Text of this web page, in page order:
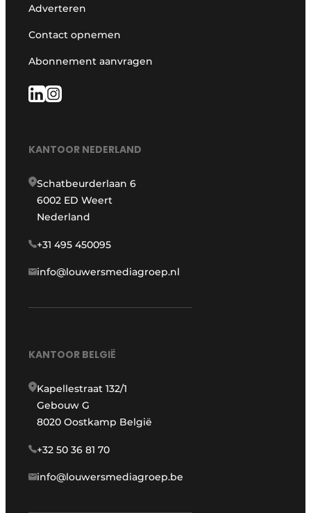
Adverteren
Contact opnemen
Abonnement aanvragen
KANTOOR NEDERLAND
Schatbeurderlaan 6
6002 ED Weert
Nederland
+31 495 450095
info@louwersmediagroep.nl
KANTOOR BELGIË
Kapellestraat 132/1
Gebouw G
8020 Oostkamp België
+32 50 36 81 70
info@louwersmediagroep.be